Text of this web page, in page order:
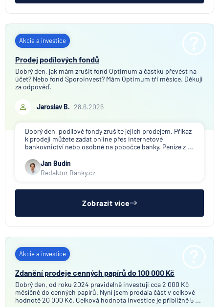
Akcie a investice
Prodej podílových fondů
Dobrý den, jak mám zrušit fond Optimum a částku převést na
účet? Nebo fond Sporoinvest? Mám Optimum tři měsíce. Děkuji
za odpověď.
Jaroslav B. 28.6.2026
Dobrý den, podílové fondy zrušíte jejich prodejem. Příkaz
k prodeji můžete zadat online přes internetové
bankovnictví nebo osobně na pobočce banky. Peníze z ...
Jan Budín
Redaktor Banky.cz
Zobrazit více
Akcie a investice
Zdanění prodeje cenných papírů do 100 000 Kč
Dobrý den, od roku 2024 pravidelně investuji cca 2 000 Kč
měsíčně do cenných papírů. Nyní jsem prodala část v celkové
hodnotě 20 000 Kč. Celková hodnota investice je přibližně 5 ...